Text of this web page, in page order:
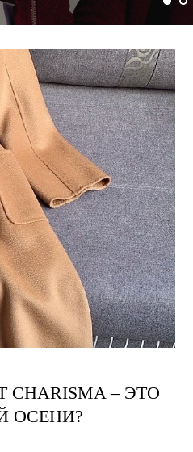
– ЭТО
ОСЕНИ?